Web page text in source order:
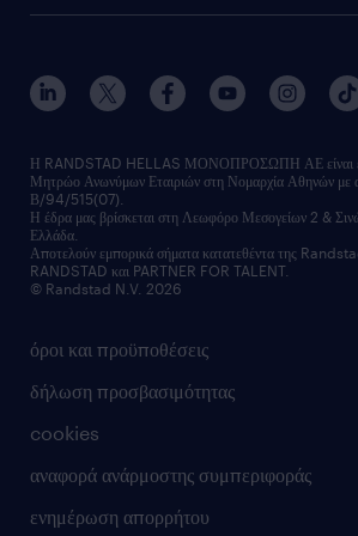
εκπαίδευση εργαζομένων
υπηρεσίες inhouse
υπηρεσίες redeployment
workforce insights
επικοινώνησε μαζί μας
τα γραφεία μας
δελτία τύπου
οικονομικά στοιχεία
επικοινώνησε μαζί μας
όροι και προϋποθέσεις
δήλωση προσβασιμότητας
cookies
αναφορά ανάρμοστης συμπεριφοράς
ενημέρωση απορρήτου
Η RANDSTAD HELLAS ΜΟΝΟΠΡΟΣΩΠΗ ΑΕ είναι
Μητρώο Ανωνύμων Εταιριών στη Νομαρχία Αθηνών
Β/94/515(07).
Η έδρα μας βρίσκεται στη Λεωφόρο Μεσογείων 2 &
Ελλάδα.
Αποτελούν εμπορικά σήματα κατατεθέντα της
RANDSTAD και PARTNER FOR TALENT.
© Randstad N.V. 2026